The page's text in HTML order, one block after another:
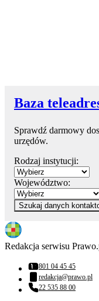
Baza
Sprawdź darmowy
urzędów.
Rodzaj instytucji:
Województwo:
Szukaj danych
Redakcja serwisu
Numer telefonu:
801 04 45 45
Adres email:
redakcja@prawo.pl
Numer telefonu:
22 535 88 00